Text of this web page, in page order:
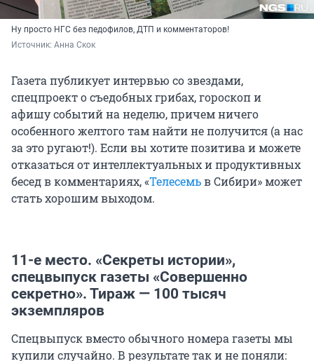
Ну просто НГС без педофилов, ДТП и комментаторов!
Источник: Анна Скок
Газета публикует интервью со звездами,
спецпроект о съедобных грибах, гороскоп и
афишу событий на неделю, причем ничего
особенного желтого там найти не получится (а нас
за это ругают!). Если вы хотите позитива и можете
отказаться от интеллектуальных и продуктивных
бесед в комментариях, «Телесемьв Сибири» может
стать хорошим выходом.
11-е место. «Секреты истории»,
спецвыпуск газеты «Совершенно
секретно». Тираж — 100 тысяч
экземпляров
Спецвыпуск вместо обычного номера газеты мы
купили случайно. В результате так и не поняли: